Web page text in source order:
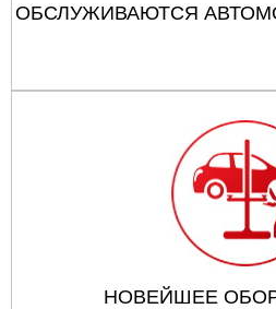
ОБСЛУЖИВАЮТСЯ
НОВЕЙШЕЕ